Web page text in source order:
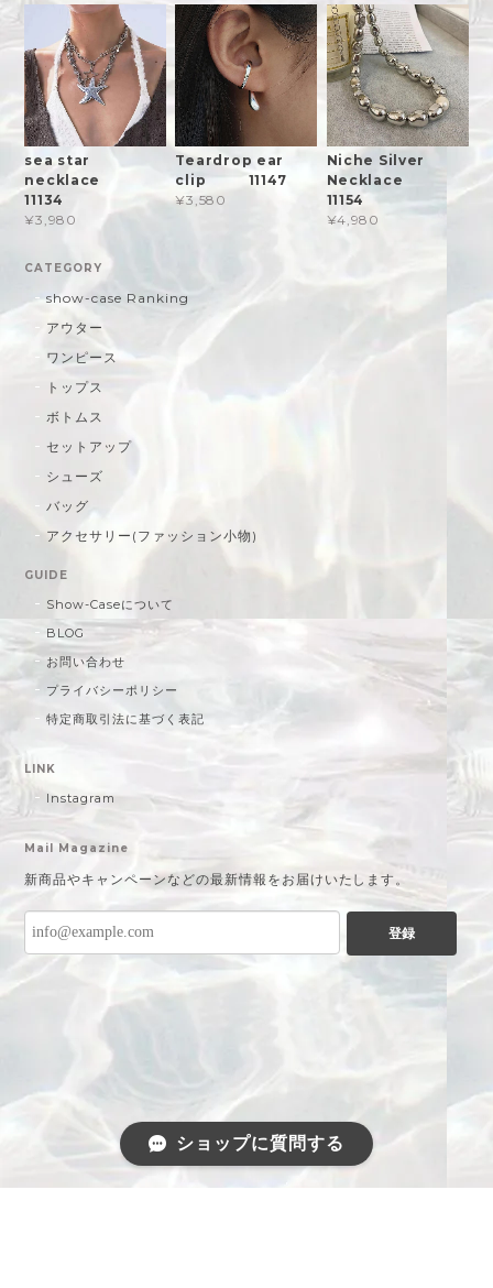
sea ​​star
necklace
11134
¥3,980
Teardrop ear
clip 11147
¥3,580
Niche Silver
Necklace
11154
¥4,980
CATEGORY
show-case Ranking
アウター
ワンピース
トップス
ボトムス
セットアップ
シューズ
バッグ
アクセサリー(ファッション小物)
GUIDE
Show-Caseについて
BLOG
お問い合わせ
プライバシーポリシー
特定商取引法に基づく表記
LINK
Instagram
Mail Magazine
新商品やキャンペーンなどの最新情報をお届けいたします。
登録
ショップに質問する